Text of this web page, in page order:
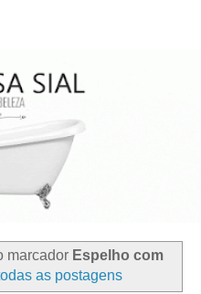
marcador Espelho com
as postagens